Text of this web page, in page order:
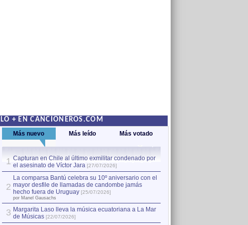
LO + EN CANCIONEROS.COM
Más nuevo Más leído Más votado
1 Capturan en Chile al último exmilitar condenado por
el asesinato de Víctor Jara [27/07/2026]
2
La comparsa Bantú celebra su 10º aniversario con el
mayor desfile de llamadas de candombe jamás
hecho fuera de Uruguay [25/07/2026]
por Manel Gausachs
3 Margarita Laso lleva la música ecuatoriana a La Mar
de Músicas [22/07/2026]